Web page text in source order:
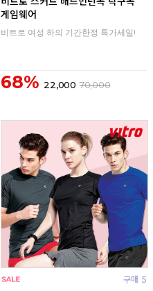
게임웨어
비트로 여성 하의 기간한정 특가세일!
68% 22,000 70,000
구매 5